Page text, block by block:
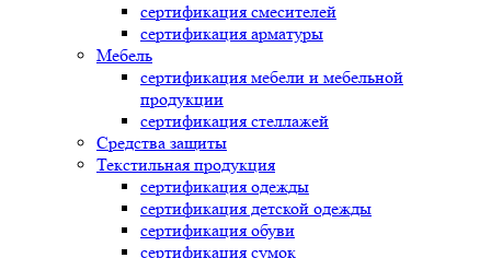
сертификация смесителей
сертификация арматуры
Мебель
сертификация мебели и мебельной
продукции
сертификация стеллажей
Средства защиты
Текстильная продукция
сертификация одежды
сертификация детской одежды
сертификация обуви
сертификация сумок